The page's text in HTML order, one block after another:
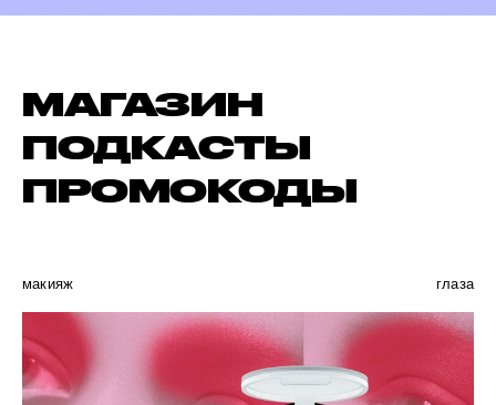
МАГАЗИН
ПОДКАСТЫ
ПРОМОКОДЫ
макияж глаза